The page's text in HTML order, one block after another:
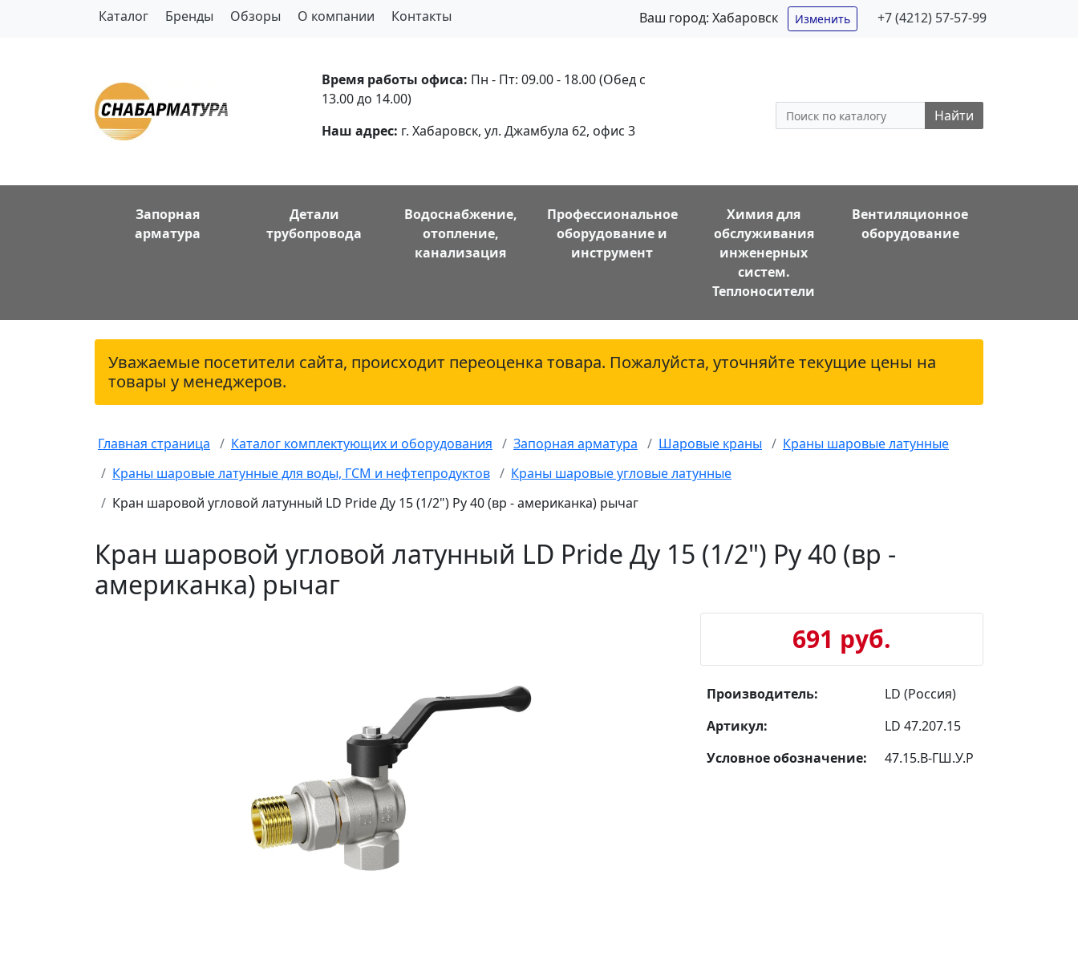
Каталог Бренды Обзоры О компании Контакты Ваш город: Хабаровск Изменить +7 (4212) 57-57-99
Время работы офиса: Пн - Пт: 09.00 - 18.00 (Обед с
13.00 до 14.00)
Наш адрес: г. Хабаровск, ул. Джамбула 62, офис 3
Найти
Запорная
арматура
Детали
трубопровода
Водоснабжение,
отопление,
канализация
Профессиональное
оборудование и
инструмент
Химия для
обслуживания
инженерных
систем.
Теплоносители
Вентиляционное
оборудование
Уважаемые посетители сайта, происходит переоценка товара. Пожалуйста, уточняйте текущие цены на
товары у менеджеров.
Главная страница Каталог комплектующих и оборудования Запорная арматура Шаровые краны
Краны шаровые латунные
Краны шаровые латунные для воды, ГСМ и нефтепродуктов
Краны шаровые угловые латунные
Кран шаровой угловой латунный LD Pride Ду 15 (1/2") Ру 40 (вр - американка) рычаг
Кран шаровой угловой латунный LD Pride Ду 15 (1/2") Ру 40 (вр -
американка) рычаг
691 руб.
Производитель:
LD (Россия)
Артикул:
LD 47.207.15
Условное обозначение:
47.15.В-ГШ.У.Р